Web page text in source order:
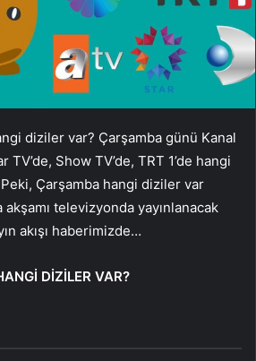
diziler var? Çarşamba günü Kanal
TV’de, Show TV’de, TRT 1’de hangi
Çarşamba hangi diziler var
televizyonda yayınlanacak
akışı haberimizde…
DİZİLER VAR?